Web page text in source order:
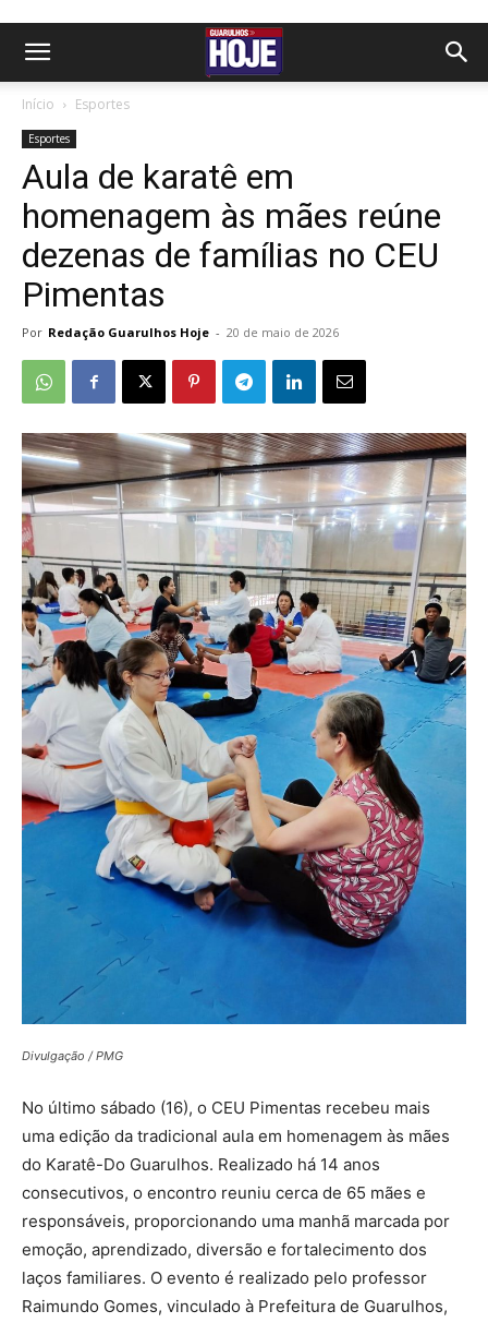
Início Esportes
Esportes
Aula de karatê em
homenagem às mães reúne
dezenas de famílias no CEU
Pimentas
Por Redação Guarulhos Hoje - 20 de maio de 2026
Divulgação / PMG
No último sábado (16), o CEU Pimentas recebeu mais
uma edição da tradicional aula em homenagem às mães
do Karatê-Do Guarulhos. Realizado há 14 anos
consecutivos, o encontro reuniu cerca de 65 mães e
responsáveis, proporcionando uma manhã marcada por
emoção, aprendizado, diversão e fortalecimento dos
laços familiares. O evento é realizado pelo professor
Raimundo Gomes, vinculado à Prefeitura de Guarulhos,